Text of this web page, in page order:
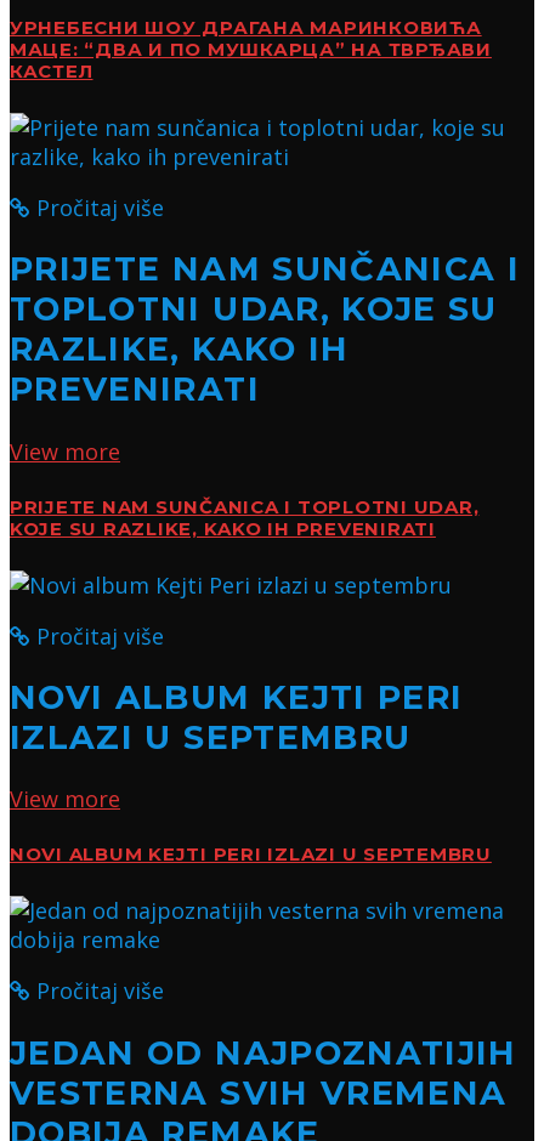
УРНЕБЕСНИ ШОУ ДРАГАНА МАРИНКОВИЋА
МАЦЕ: “ДВА И ПО МУШКАРЦА” НА ТВРЂАВИ
КАСТЕЛ
Pročitaj više
PRIJETE NAM SUNČANICA I
TOPLOTNI UDAR, KOJE SU
RAZLIKE, KAKO IH
PREVENIRATI
View more
PRIJETE NAM SUNČANICA I TOPLOTNI UDAR,
KOJE SU RAZLIKE, KAKO IH PREVENIRATI
Pročitaj više
NOVI ALBUM KEJTI PERI
IZLAZI U SEPTEMBRU
View more
NOVI ALBUM KEJTI PERI IZLAZI U SEPTEMBRU
Pročitaj više
JEDAN OD NAJPOZNATIJIH
VESTERNA SVIH VREMENA
DOBIJA REMAKE